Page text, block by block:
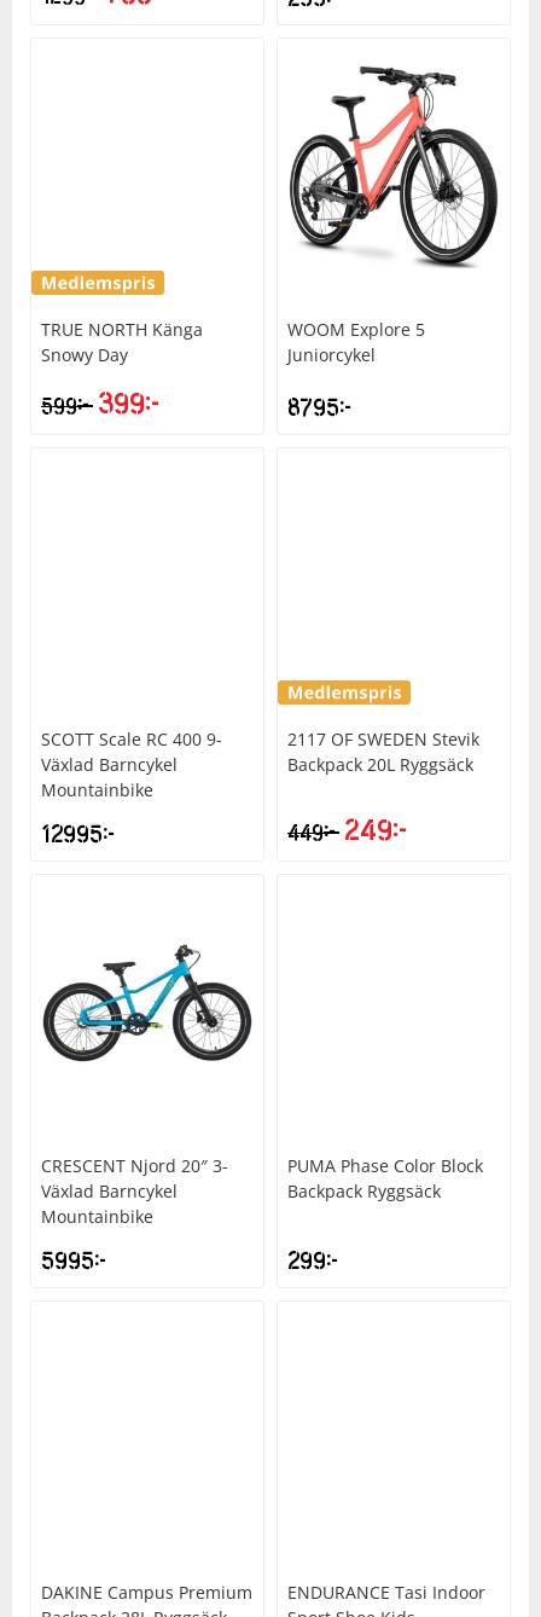
TRUE NORTH Känga
Snowy Day
599kr 399kr
WOOM Explore 5
Juniorcykel
8795kr
SCOTT Scale RC 400 9-
Växlad Barncykel
Mountainbike
12995kr
2117 OF SWEDEN Stevik
Backpack 20L Ryggsäck
449kr 249kr
CRESCENT Njord 20″ 3-
Växlad Barncykel
Mountainbike
5995kr
PUMA Phase Color Block
Backpack Ryggsäck
299kr
DAKINE Campus Premium
ENDURANCE Tasi Indoor